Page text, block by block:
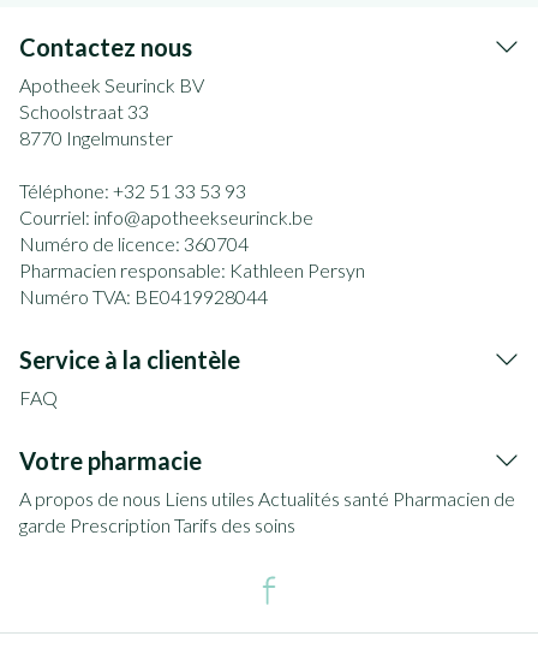
Contactez nous
Apotheek Seurinck BV
Schoolstraat 33
8770 Ingelmunster
Téléphone: +32 51 33 53 93
Courriel: info@apotheekseurinck.be
Numéro de licence: 360704
Pharmacien responsable: Kathleen Persyn
Numéro TVA: BE0419928044
Service à la clientèle
FAQ
Votre pharmacie
A propos de nous Liens utiles Actualités santé Pharmacien de
garde Prescription Tarifs des soins